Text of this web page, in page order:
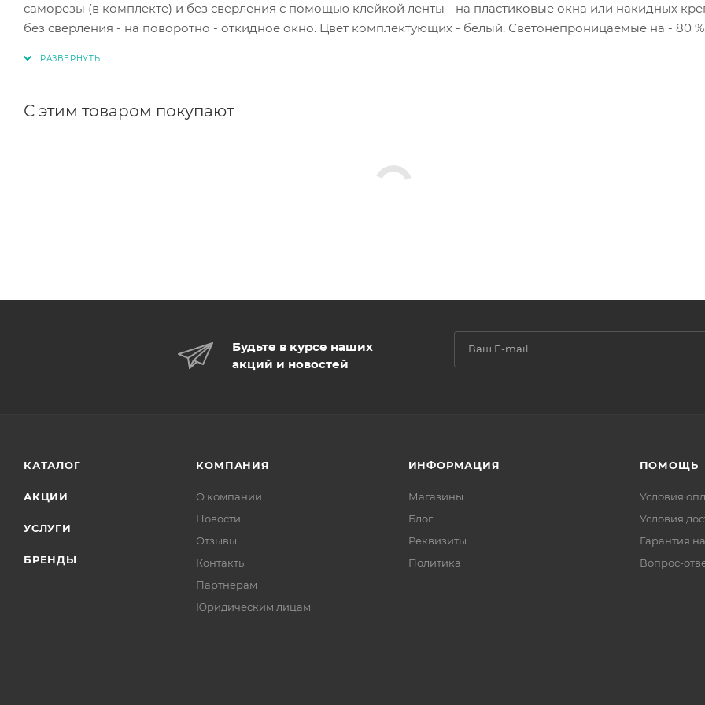
саморезы (в комплекте) и без сверления с помощью клейкой ленты - на пластиковые окна или накидных
без сверления - на поворотно - откидное окно. Цвет комплектующих - белый. Светонепроницаемые на - 80
С этим товаром покупают
Будьте в курсе наших
акций и новостей
КАТАЛОГ
АКЦИИ
УСЛУГИ
БРЕНДЫ
КОМПАНИЯ
О компании
Новости
Отзывы
Контакты
Партнерам
Юридическим лицам
ИНФОРМАЦИЯ
Магазины
Блог
Реквизиты
Политика
ПОМОЩЬ
Условия
Условия
Гарантия
Вопрос-